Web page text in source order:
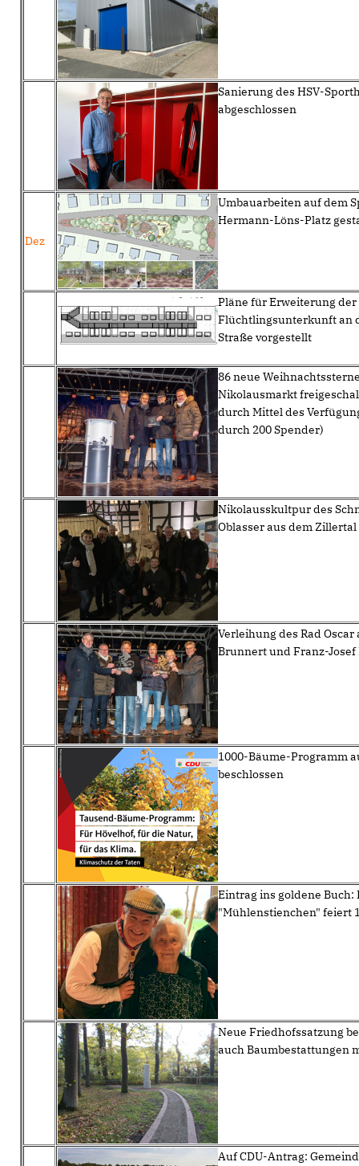
Sanierung des HSV-
abgeschlossen
Dez
Umbauarbeiten auf dem
Hermann-Löns-Platz
Pläne für Erweiterung der
Flüchtlingsunterkunft an
Straße vorgestellt
86 neue
Nikolausmarkt
durch Mittel des
durch 200 Spender)
Nikolausskultpur des
Oblasser aus dem
Verleihung des Rad Oscar
Brunnert und Franz-Josef
1000-Bäume-Programm
beschlossen
Eintrag ins goldene
"Mühlenstienchen" feiert
Neue Friedhofssatzung
auch Baumbestattungen
Auf CDU-Antrag: